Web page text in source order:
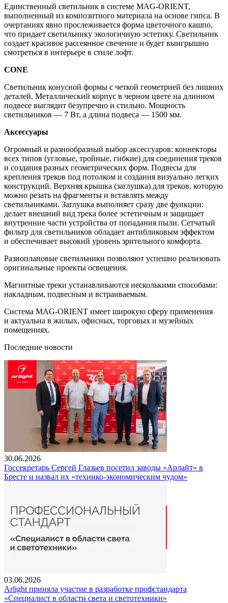
Единственный светильник в системе MAG-ORIENT,
выполненный из композитного материала на основе гипса. В
очертаниях явно прослеживается форма цветочного кашпо,
что придает светильнику экологичную эстетику. Светильник
создает красивое рассеянное свечение и будет выигрышно
смотреться в интерьере в стиле лофт.
CONE
Светильник конусной формы с четкой геометрией без лишних
деталей. Металлический корпус в черном цвете на длинном
подвесе выглядит безупречно и стильно. Мощность
светильников — 7 Вт, а длина подвеса — 1500 мм.
Аксессуары
Огромный и разнообразный выбор аксессуаров: коннекторы
всех типов (угловые, тройные, гибкие) для соединения треков
и создания разных геометрических форм. Подвесы для
крепления треков под потолком и создания визуально легких
конструкций. Верхняя крышка (заглушка) для треков, которую
можно резать на фрагменты и вставлять между
светильниками. Заглушка выполняет сразу две функции:
делает внешний вид трека более эстетичным и защищает
внутренние части устройства от попадания пыли. Сетчатый
фильтр для светильников обладает антибликовым эффектом
и обеспечивает высокий уровень зрительного комфорта.
Разноплановые светильники позволяют успешно реализовать
оригинальные проекты освещения.
Магнитные треки устанавливаются несколькими способами:
накладным, подвесным и встраиваемым.
Система MAG-ORIENT имеет широкую сферу применения
и актуальна в жилых, офисных, торговых и музейных
помещениях.
Последние новости
30.06.2026
Госсекретарь Сергей Глазьев посетил заводы «Арлайт» в
Бресте и назвал их «технико-экономическим чудом»
03.06.2026
Arlight приняла участие в разработке профстандарта
«Специалист в области света и светотехники»